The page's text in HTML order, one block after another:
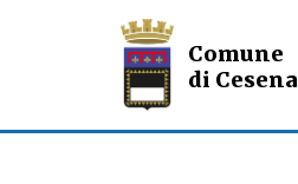
Comune
di Cesena